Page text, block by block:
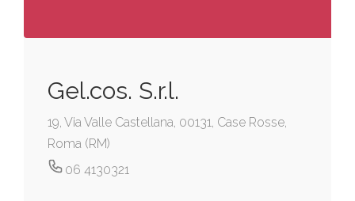
Gel.cos. S.r.l.
19, Via Valle Castellana, 00131, Case Rosse,
Roma (RM)
06 4130321